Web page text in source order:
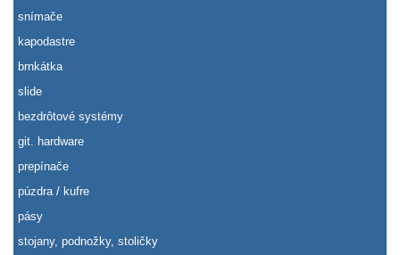
snímače
kapodastre
brnkátka
slide
bezdrôtové systémy
git. hardware
prepínače
púzdra / kufre
pásy
stojany, podnožky, stoličky